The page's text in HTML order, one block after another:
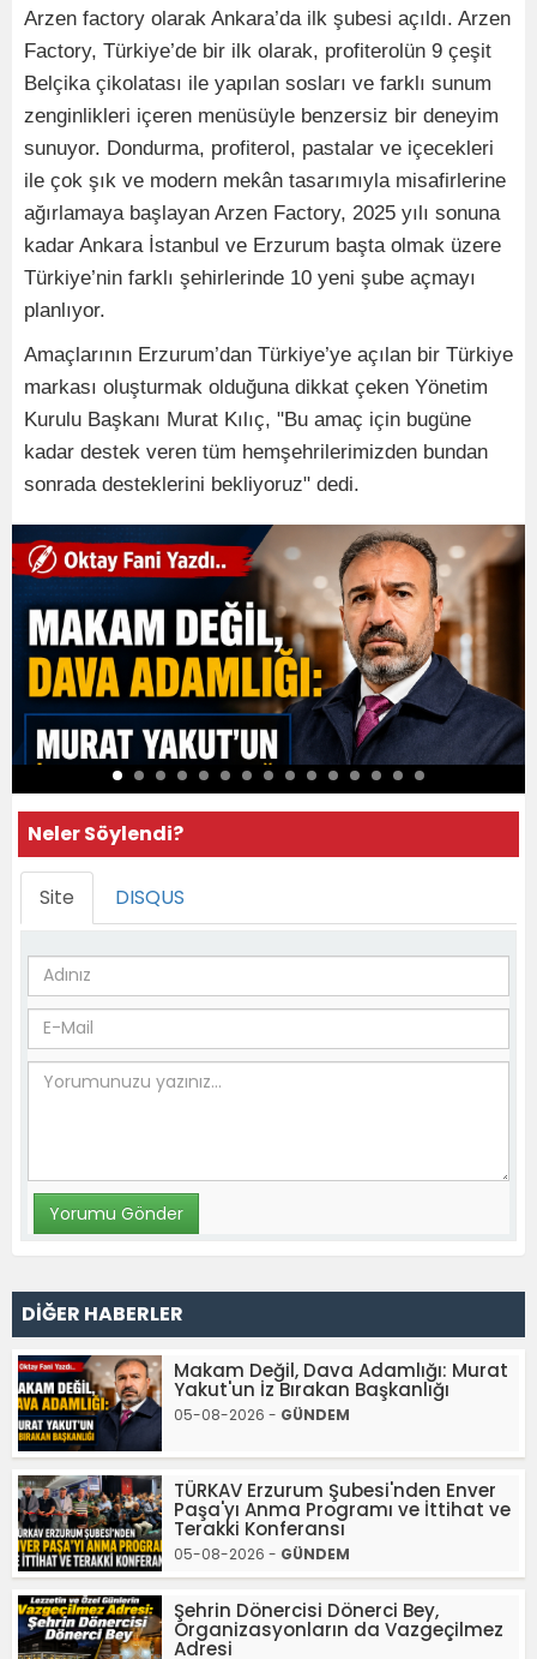
Arzen factory olarak Ankara’da ilk şubesi açıldı. Arzen
Factory, Türkiye’de bir ilk olarak, profiterolün 9 çeşit
Belçika çikolatası ile yapılan sosları ve farklı sunum
zenginlikleri içeren menüsüyle benzersiz bir deneyim
sunuyor. Dondurma, profiterol, pastalar ve içecekleri
ile çok şık ve modern mekân tasarımıyla misafirlerine
ağırlamaya başlayan Arzen Factory, 2025 yılı sonuna
kadar Ankara İstanbul ve Erzurum başta olmak üzere
Türkiye’nin farklı şehirlerinde 10 yeni şube açmayı
planlıyor.
Amaçlarının Erzurum’dan Türkiye’ye açılan bir Türkiye
markası oluşturmak olduğuna dikkat çeken Yönetim
Kurulu Başkanı Murat Kılıç, "Bu amaç için bugüne
kadar destek veren tüm hemşehrilerimizden bundan
sonrada desteklerini bekliyoruz" dedi.
Neler Söylendi?
Site DISQUS
DİĞER HABERLER
Makam Değil, Dava Adamlığı: Murat
Yakut'un İz Bırakan Başkanlığı
05-08-2026 - GÜNDEM
TÜRKAV Erzurum Şubesi'nden Enver
Paşa'yı Anma Programı ve İttihat ve
Terakki Konferansı
05-08-2026 - GÜNDEM
Şehrin Dönercisi Dönerci Bey,
Organizasyonların da Vazgeçilmez
Adresi